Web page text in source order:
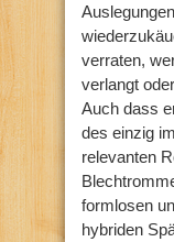
verraten,
verlangt
Auch dass
des einzig
relevanten
formlosen
hybriden